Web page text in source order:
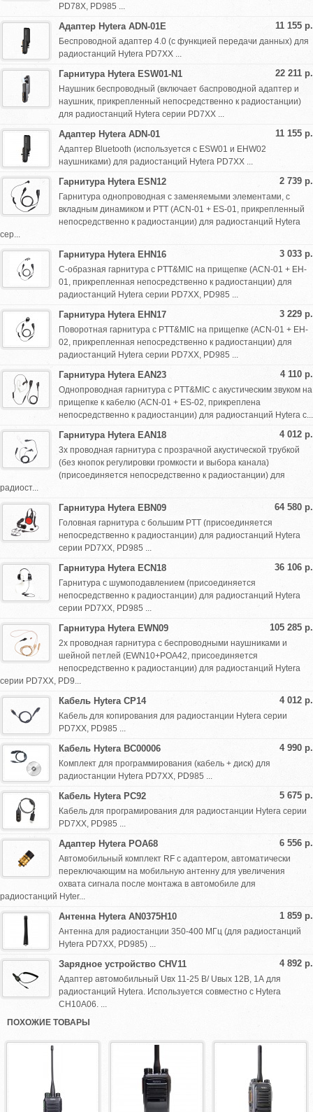
PD78X, PD985 ...
11 155 р.
Адаптер Hytera ADN-01E
Беспроводной адаптер 4.0 (с функцией передачи данных) для
радиостанций Hytera PD7XX ...
22 211 р.
Гарнитура Hytera ESW01-N1
Наушник беспроводный (включает баспроводной адаптер и
наушник, прикрепленный непосредственно к радиостанции)
для радиостанций Hytera серии PD7XX ...
11 155 р.
Адаптер Hytera ADN-01
Адаптер Bluetooth (используется с ESW01 и EHW02
наушниками) для радиостанций Hytera PD7XX ...
2 739 р.
Гарнитура Hytera ESN12
Гарнитура однопроводная с заменяемыми элементами, с
вкладным динамиком и PTT (ACN-01 + ES-01, прикрепленный
непосредственно к радиостанции) для радиостанций Hytera
сер...
3 033 р.
Гарнитура Hytera EHN16
C-образная гарнитура с PTT&MIC на прищепке (ACN-01 + EH-
01, прикрепленная непосредственно к радиостанции) для
радиостанций Hytera серии PD7XX, PD985 ...
3 229 р.
Гарнитура Hytera EHN17
Поворотная гарнитура с PTT&MIC на прищепке (ACN-01 + EH-
02, прикрепленная непосредственно к радиостанции) для
радиостанций Hytera серии PD7XX, PD985 ...
4 110 р.
Гарнитура Hytera EAN23
Однопроводная гарнитура с PTT&MIC с акустическим звуком на
прищепке к кабелю (ACN-01 + ES-02, прикреплена
непосредственно к радиостанции) для радиостанций Hytera с...
4 012 р.
Гарнитура Hytera EAN18
3х проводная гарнитура с прозрачной акустической трубкой
(без кнопок регулировки громкости и выбора канала)
(присоединяется непосредственно к радиостанции) для
радиост...
64 580 р.
Гарнитура Hytera EBN09
Головная гарнитура с большим PTT (присоединяется
непосредственно к радиостанции) для радиостанций Hytera
серии PD7XX, PD985 ...
36 106 р.
Гарнитура Hytera ECN18
Гарнитура с шумоподавлением (присоединяется
непосредственно к радиостанции) для радиостанций Hytera
серии PD7XX, PD985 ...
105 285 р.
Гарнитура Hytera EWN09
2х проводная гарнитура с беспроводными наушниками и
шейной петлей (EWN10+POA42, присоединяется
непосредственно к радиостанции) для радиостанций Hytera
серии PD7XX, PD9...
4 012 р.
Кабель Hytera CP14
Кабель для копирования для радиостанции Hytera серии
PD7XX, PD985 ...
4 990 р.
Кабель Hytera BC00006
Комплект для программирования (кабель + диск) для
радиостанции Hytera PD7XX, PD985 ...
5 675 р.
Кабель Hytera PC92
Кабель для програмирования для радиостанции Hytera серии
PD7XX, PD985 ...
6 556 р.
Адаптер Hytera POA68
Автомобильный комплект RF с адаптером, автоматически
переключающим на мобильную антенну для увеличения
охвата сигнала после монтажа в автомобиле для
радиостанций Hyter...
1 859 р.
Антенна Hytera AN0375H10
Антенна для радиостанции 350-400 МГц (для радиостанций
Hytera PD7XX, PD985) ...
4 892 р.
Зарядное устройство CHV11
Адаптер автомобильный Uвх 11-25 В/ Uвых 12В, 1А для
радиостанций Hytera. Используется совместно с Hytera
CH10A06. ...
ПОХОЖИЕ ТОВАРЫ